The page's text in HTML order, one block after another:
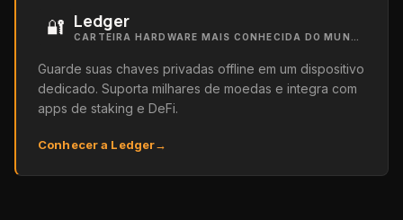
🔐 Ledger
Guarde suas chaves privadas offline em um dispositivo
dedicado. Suporta milhares de moedas e integra com
apps de staking e DeFi.
Conhecer a Ledger→